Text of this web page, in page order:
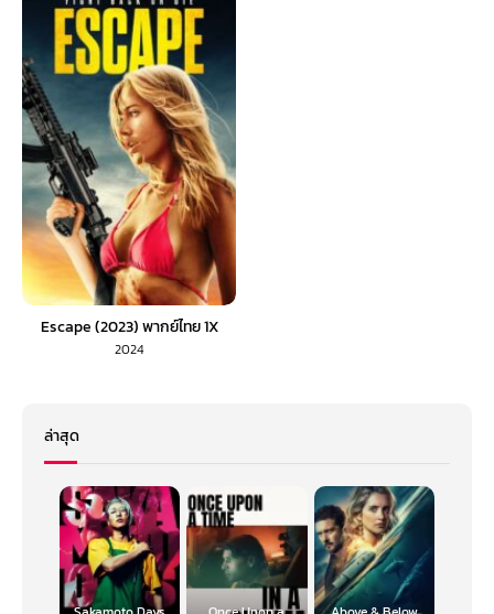
Escape (2023) พากย์ไทย 1X
2024
ล่าสุด